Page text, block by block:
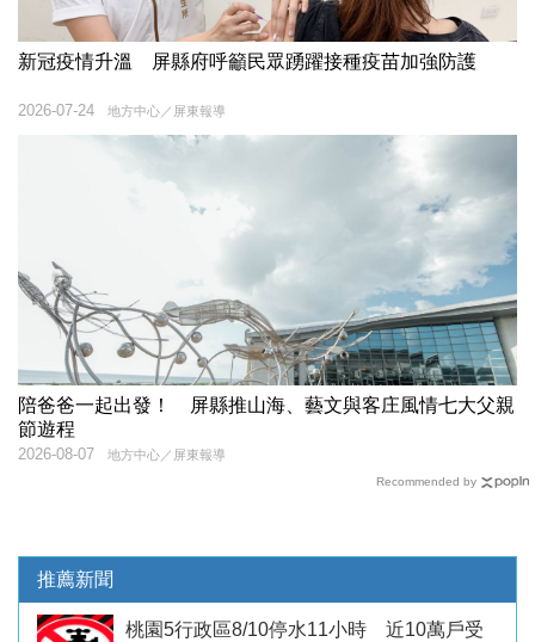
新冠疫情升溫 屏縣府呼籲民眾踴躍接種疫苗加強防護
地方中心／屏東報導
2026-07-24
陪爸爸一起出發！ 屏縣推山海、藝文與客庄風情七大父親
節遊程
地方中心／屏東報導
2026-08-07
Recommended by
推薦新聞
桃園5行政區8/10停水11小時 近10萬戶受